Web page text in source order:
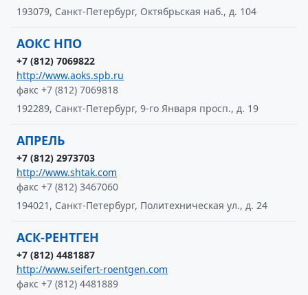
193079, Санкт-Петербург, Октябрьская наб., д. 104
АОКС НПО
+7 (812) 7069822
http://www.aoks.spb.ru
факс +7 (812) 7069818
192289, Санкт-Петербург, 9-го Января просп., д. 19
АПРЕЛЬ
+7 (812) 2973703
http://www.shtak.com
факс +7 (812) 3467060
194021, Санкт-Петербург, Политехническая ул., д. 24
АСК-РЕНТГЕН
+7 (812) 4481887
http://www.seifert-roentgen.com
факс +7 (812) 4481889